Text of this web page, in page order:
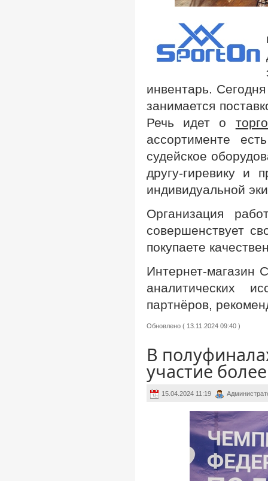
инвентарь.
занимается
Речь идет о
ассортименте
судейское
другу-гиревику и
индивидуальной
Организация
совершенствует
покупаете
Интернет-магазин
аналитических
партнёров,
Обновлено ( 13.11.2024 09:40 )
В
участие
15.04.2024 11:19